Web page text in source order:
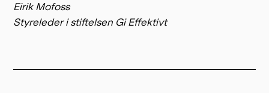
Eirik Mofoss
Styreleder i stiftelsen Gi Effektivt